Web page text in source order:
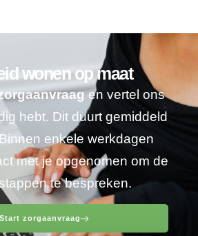
wonen op maat
en vertel ons
hebt. Dit duurt gemiddeld
enkele werkdagen
met je opgenomen om de
te bespreken.
Start zorgaanvraag